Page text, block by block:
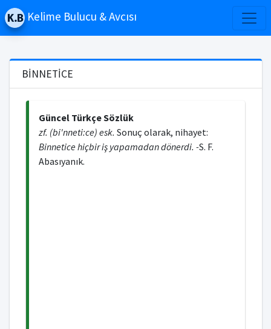
Kelime Bulucu & Avcısı
BİNNETİCE
Güncel Türkçe Sözlük
zf. (bi'nneti:ce) esk. Sonuç olarak, nihayet:
Binnetice hiçbir iş yapamadan dönerdi. -S. F.
Abasıyanık.